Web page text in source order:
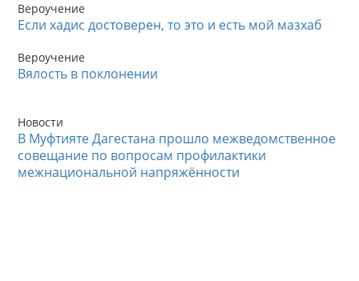
Вероучение
Если хадис достоверен, то это и есть мой мазхаб
Вероучение
Вялость в поклонении
Новости
В Муфтияте Дагестана прошло межведомственное
совещание по вопросам профилактики
межнациональной напряжённости